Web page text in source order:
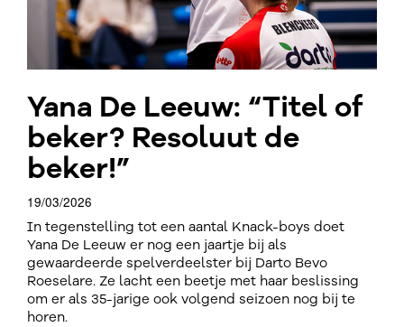
Yana De Leeuw: “Titel of
beker? Resoluut de
beker!”
19/03/2026
In tegenstelling tot een aantal Knack-boys doet
Yana De Leeuw er nog een jaartje bij als
gewaardeerde spelverdeelster bij Darto Bevo
Roeselare. Ze lacht een beetje met haar beslissing
om er als 35-jarige ook volgend seizoen nog bij te
horen.